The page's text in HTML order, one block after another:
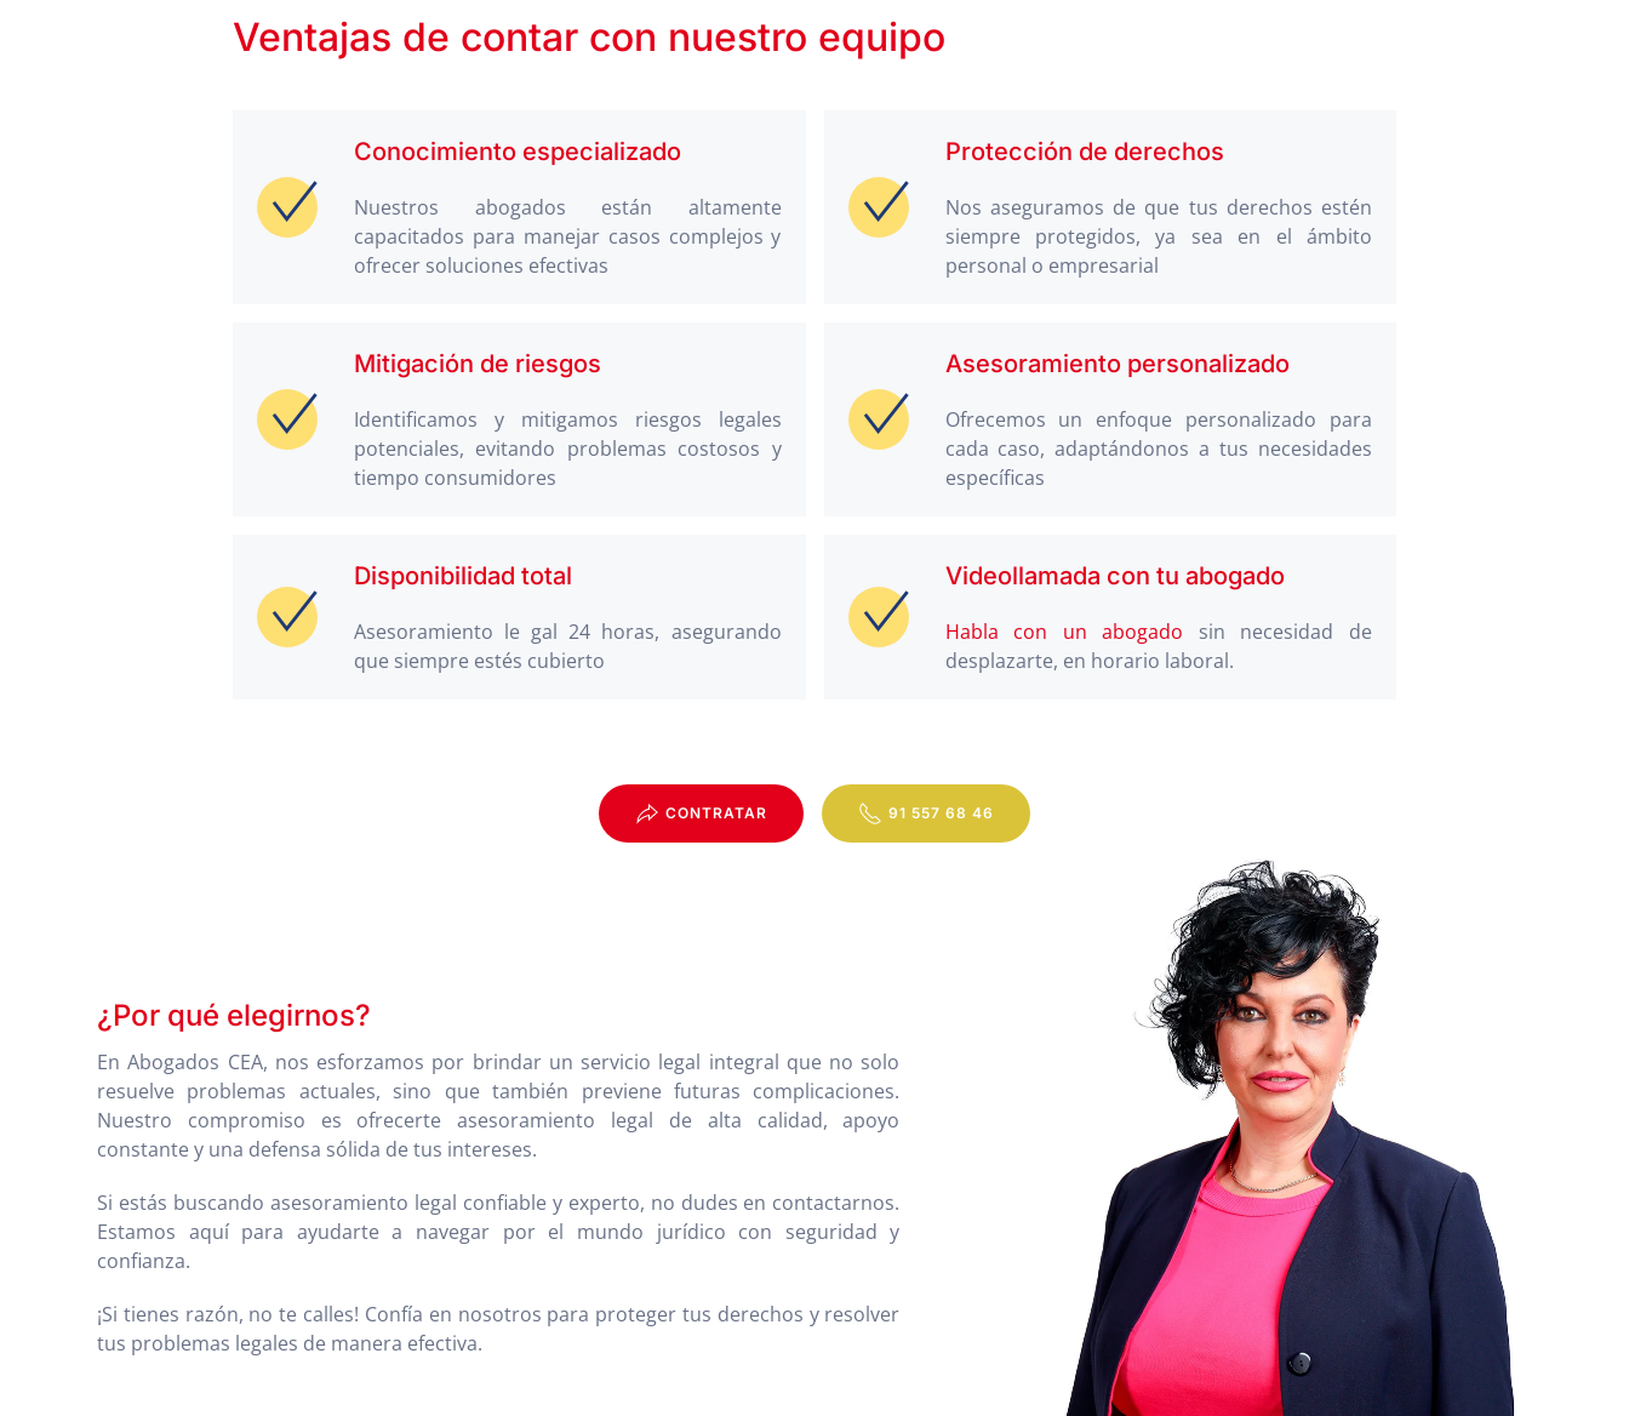
Ventajas de contar con nuestro equipo
Conocimiento especializado
Nuestros abogados están altamente
capacitados para manejar casos complejos y
ofrecer soluciones efectivas
Protección de derechos
Nos aseguramos de que tus derechos estén
siempre protegidos, ya sea en el ámbito
personal o empresarial
Mitigación de riesgos
Identificamos y mitigamos riesgos legales
potenciales, evitando problemas costosos y
tiempo consumidores
Asesoramiento personalizado
Ofrecemos un enfoque personalizado para
cada caso, adaptándonos a tus necesidades
específicas
Disponibilidad total
Asesoramiento le gal 24 horas, asegurando
que siempre estés cubierto
Videollamada con tu abogado
Habla con un abogado sin necesidad de
desplazarte, en horario laboral.
CONTRATAR 91 557 68 46
¿Por qué elegirnos?
En Abogados CEA, nos esforzamos por brindar un servicio legal integral que no solo
resuelve problemas actuales, sino que también previene futuras complicaciones.
Nuestro compromiso es ofrecerte asesoramiento legal de alta calidad, apoyo
constante y una defensa sólida de tus intereses.
Si estás buscando asesoramiento legal confiable y experto, no dudes en contactarnos.
Estamos aquí para ayudarte a navegar por el mundo jurídico con seguridad y
confianza.
¡Si tienes razón, no te calles! Confía en nosotros para proteger tus derechos y resolver
tus problemas legales de manera efectiva.